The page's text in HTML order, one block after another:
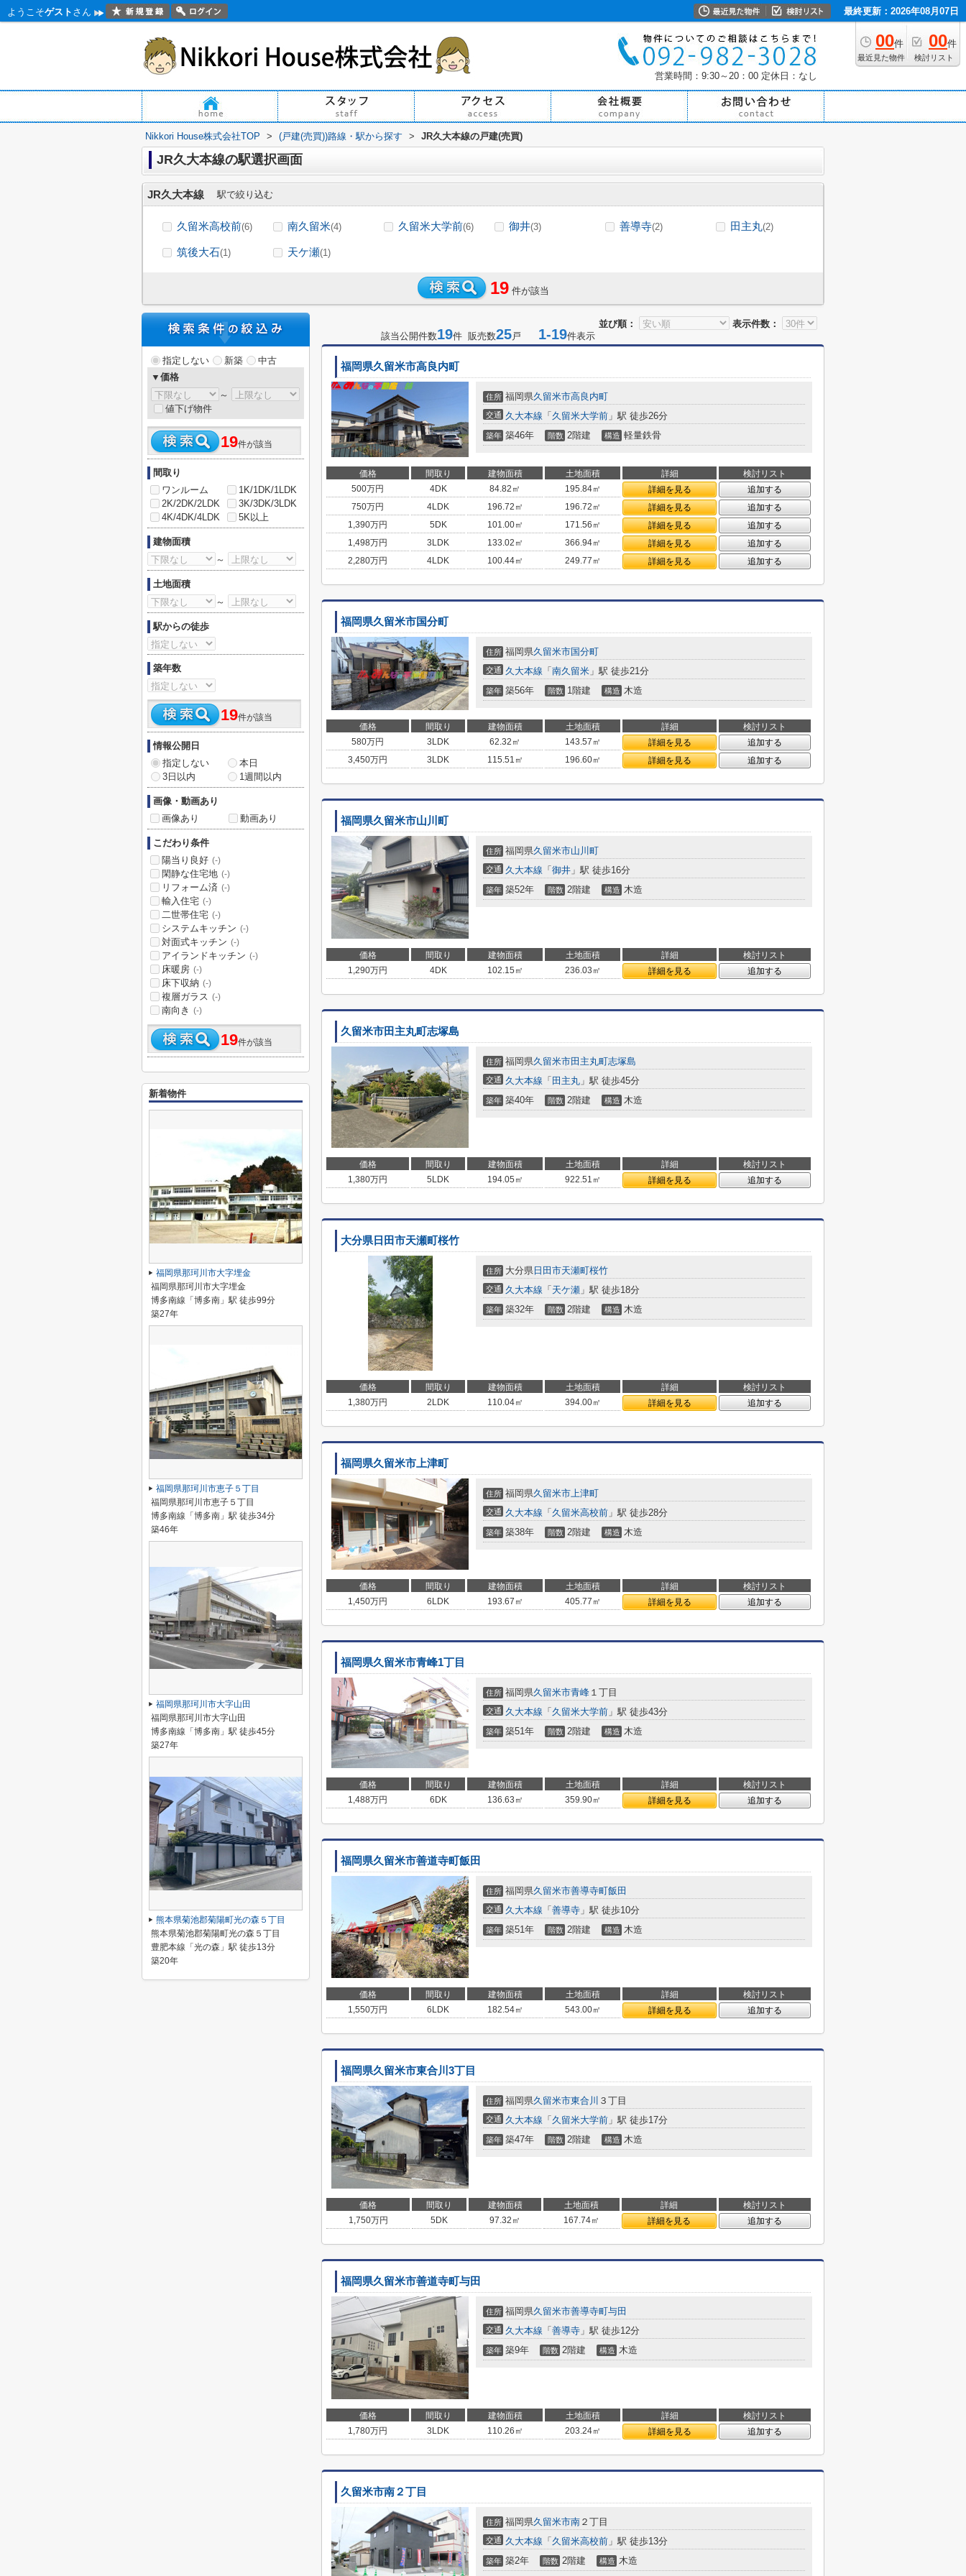
ようこそゲスト さん 最終更新：2026年08月07日
00件
最近見た物件
00件
検討リスト
営業時間：9:30～20：00 定休日：なし
Nikkori House株式会社TOP > (戸建(売買))路線・駅から探す > JR久大本線の戸建(売買)
JR久大本線の駅選択画面
JR久大本線 駅で絞り込む
久留米高校前(6) 南久留米(4) 久留米大学前(6) 御井(3) 善導寺(2) 田主丸(2)
筑後大石(1) 天ケ瀬(1)
19 件が該当
並び順：
表示件数：
該当公開件数19件 販売数25戸 1-19件表示
福岡県久留米市高良内町
住所 福岡県久留米市高良内町
交通 久大本線 「 久留米大学前 」駅 徒歩26分
築年 築46年 階数 2階建 構造 軽量鉄骨
価格 間取り 建物面積 土地面積 詳細
検討リスト
500万円 4DK 84.82㎡ 195.84㎡ 詳細を見る
追加する
750万円 4LDK 196.72㎡ 196.72㎡ 詳細を見る
追加する
1,390万円 5DK 101.00㎡ 171.56㎡ 詳細を見る
追加する
1,498万円 3LDK 133.02㎡ 366.94㎡ 詳細を見る
追加する
2,280万円 4LDK 100.44㎡ 249.77㎡ 詳細を見る 追加する
福岡県久留米市国分町
住所 福岡県久留米市国分町
交通 久大本線 「 南久留米 」駅 徒歩21分
築年 築56年 階数 1階建 構造 木造
価格 間取り 建物面積 土地面積 詳細
検討リスト
580万円 3LDK 62.32㎡ 143.57㎡ 詳細を見る
追加する
3,450万円 3LDK 115.51㎡ 196.60㎡ 詳細を見る 追加する
福岡県久留米市山川町
住所 福岡県久留米市山川町
交通 久大本線 「 御井 」駅 徒歩16分
築年 築52年 階数 2階建 構造 木造
価格 間取り 建物面積 土地面積 詳細
検討リスト
1,290万円 4DK 102.15㎡ 236.03㎡ 詳細を見る 追加する
久留米市田主丸町志塚島
住所 福岡県久留米市田主丸町志塚島
交通 久大本線 「 田主丸 」駅 徒歩45分
築年 築40年 階数 2階建 構造 木造
価格 間取り 建物面積 土地面積 詳細
検討リスト
1,380万円 5LDK 194.05㎡ 922.51㎡ 詳細を見る 追加する
大分県日田市天瀬町桜竹
住所 大分県 日田市天瀬町桜竹
交通 久大本線 「 天ケ瀬 」駅 徒歩18分
築年 築32年 階数 2階建 構造 木造
価格 間取り 建物面積 土地面積 詳細
検討リスト
1,380万円 2LDK 110.04㎡ 394.00㎡ 詳細を見る 追加する
福岡県久留米市上津町
住所 福岡県久留米市上津町
交通 久大本線 「 久留米高校前 」駅 徒歩28分
築年 築38年 階数 2階建 構造 木造
価格 間取り 建物面積 土地面積 詳細
検討リスト
1,450万円 6LDK 193.67㎡ 405.77㎡ 詳細を見る 追加する
福岡県久留米市青峰1丁目
住所 福岡県久留米市青峰 １丁目
交通 久大本線 「 久留米大学前 」駅 徒歩43分
築年 築51年 階数 2階建 構造 木造
価格 間取り 建物面積 土地面積 詳細
検討リスト
1,488万円 6DK 136.63㎡ 359.90㎡ 詳細を見る 追加する
福岡県久留米市善道寺町飯田
住所 福岡県久留米市善導寺町飯田
交通 久大本線 「 善導寺 」駅 徒歩10分
築年 築51年 階数 2階建 構造 木造
価格 間取り 建物面積 土地面積 詳細
検討リスト
1,550万円 6LDK 182.54㎡ 543.00㎡ 詳細を見る 追加する
福岡県久留米市東合川3丁目
住所 福岡県久留米市東合川 ３丁目
交通 久大本線 「 久留米大学前 」駅 徒歩17分
築年 築47年 階数 2階建 構造 木造
価格 間取り 建物面積 土地面積 詳細
検討リスト
1,750万円 5DK 97.32㎡ 167.74㎡ 詳細を見る 追加する
福岡県久留米市善道寺町与田
住所 福岡県久留米市善導寺町与田
交通 久大本線 「 善導寺 」駅 徒歩12分
築年 築9年 階数 2階建 構造 木造
価格 間取り 建物面積 土地面積 詳細
検討リスト
1,780万円 3LDK 110.26㎡ 203.24㎡ 詳細を見る 追加する
久留米市南２丁目
住所 福岡県久留米市南 ２丁目
交通 久大本線 「 久留米高校前 」駅 徒歩13分
築年 築2年 階数 2階建 構造 木造
指定しない 新築
中古
▼価格
～
値下げ物件
19件が該当
間取り
ワンルーム
1K/1DK/1LDK
2K/2DK/2LDK
3K/3DK/3LDK
4K/4DK/4LDK
5K以上
建物面積
～
土地面積
～
駅からの徒歩
築年数
19件が該当
情報公開日
指定しない
本日
3日以内
1週間以内
画像・動画あり
画像あり
動画あり
こだわり条件
陽当り良好 (-)
閑静な住宅地 (-)
リフォーム済 (-)
輸入住宅 (-)
二世帯住宅 (-)
システムキッチン (-)
対面式キッチン (-)
アイランドキッチン (-)
床暖房 (-)
床下収納 (-)
複層ガラス (-)
南向き (-)
19件が該当
新着物件
福岡県那珂川市大字埋金
福岡県那珂川市大字埋金
博多南線「博多南」駅 徒歩99分
築27年
福岡県那珂川市恵子５丁目
福岡県那珂川市恵子５丁目
博多南線「博多南」駅 徒歩34分
築46年
福岡県那珂川市大字山田
福岡県那珂川市大字山田
博多南線「博多南」駅 徒歩45分
築27年
熊本県菊池郡菊陽町光の森５丁目
熊本県菊池郡菊陽町光の森５丁目
豊肥本線「光の森」駅 徒歩13分
築20年